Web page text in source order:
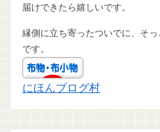
届けできたら嬉しいです。
縁側に立ち寄ったついでに、そ
です。
にほんブログ村